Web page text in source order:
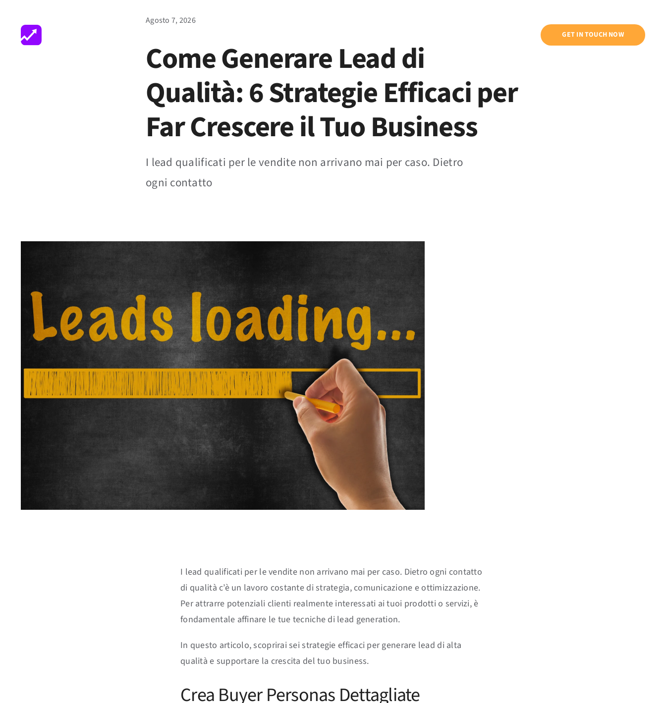
contenuto
GET IN TOUCH NOW
Agosto 7, 2026
Come Generare Lead di
Qualità: 6 Strategie Efficaci per
Far Crescere il Tuo Business
I lead qualificati per le vendite non arrivano mai per caso. Dietro
ogni contatto
I lead qualificati per le vendite non arrivano mai per caso. Dietro ogni contatto
di qualità c’è un lavoro costante di strategia, comunicazione e ottimizzazione.
Per attrarre potenziali clienti realmente interessati ai tuoi prodotti o servizi, è
fondamentale affinare le tue tecniche di lead generation.
In questo articolo, scoprirai sei strategie efficaci per generare lead di alta
qualità e supportare la crescita del tuo business.
Crea Buyer Personas Dettagliate